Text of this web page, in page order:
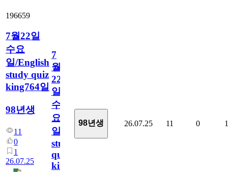
196659
7월22일
수요
일/English
study quiz
king764일
98년생
11
0
1
26.07.25
7
월
22
일
수
요
일/English
study
quiz
king764
98년생 26.07.25 11 0 1